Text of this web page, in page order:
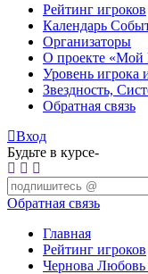
Рейтинг игроков
Календарь
Организаторы
О проекте «Мой
Уровень игрока
Звездность,
Обратная связь
Вход
Будьте в курсе-
Обратная связь
Главная
Рейтинг игроков
Чернова